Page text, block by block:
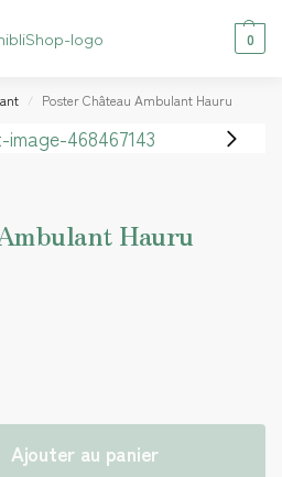
0
/ Poster Château Ambulant Hauru
Hauru
Ajouter au panier